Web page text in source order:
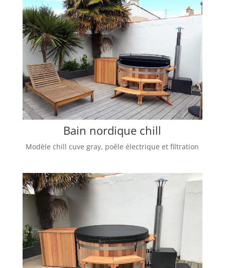
Bain nordique chill
Modèle chill cuve gray, poêle électrique et filtration